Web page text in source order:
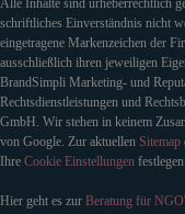
Alle Inhalte sind urheberrechtlich
schriftliches Einverständnis nicht
eingetragene Markenzeichen der
ausschließlich ihren jeweiligen
BrandSimpli Marketing- und
Rechtsdienstleistungen und
GmbH. Wir stehen in keinem
von Google. Zur aktuellen Sitemap
Ihre Cookie Einstellungen
Hier geht es zur Beratung für